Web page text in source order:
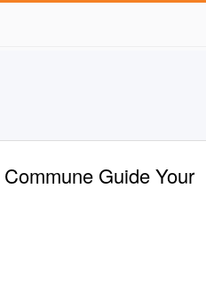
Guide Your